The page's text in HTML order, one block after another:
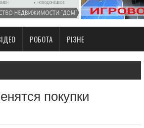
РОБОТА РІЗНЕ
покупки